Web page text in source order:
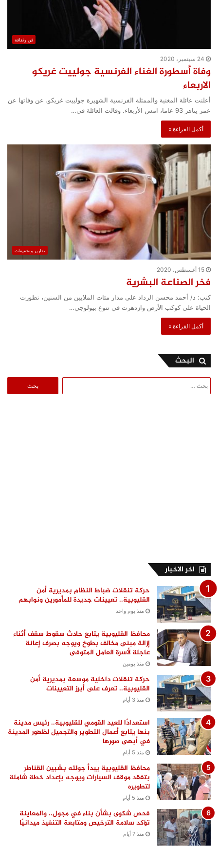
فن وثقافة
24 سبتمبر، 2020
وفاة أسطورة الغناء الفرنسية جولييت غريكو
الاربعاء
أعلنت عائلة المغنية والممثلة الفرنسية الشهيرة جولييت غريكو، عن وفاتها عن
عمر يناهز 93 عاما، امس الأربعاء. وقالت العائلة في…
أكمل القراءة »
تقارير وتحقيقات
15 أغسطس، 2020
فخر الصناعة البشرية
كتب: د/ أحمد محسن الرداد على مدار مئات الملايين من السنين، تطورت
الحياة على كوكب الأرض وازدهرت في تنوع بيولوجي…
أكمل القراءة »
البحث
عن:
اخر الاخبار
حركة تنقلات ضباط النظام بمديرية أمن
القليوبية.. تعيينات جديدة للمأمورين ونوابهم
منذ يوم واحد
محافظ القليوبية يتابع حادث سقوط سقف أثناء
إزالة مبنى مخالف بطوخ ويوجه بصرف إعانة
عاجلة لأسرة العامل المتوفى
منذ يومين
حركة تنقلات داخلية موسعة بمديرية أمن
القليوبية.. تعرف على أبرز التعيينات
منذ 3 أيام
استعدادًا للعيد القومي للقليوبية.. رئيس مدينة
بنها يتابع أعمال التطوير والتجميل لظهور المدينة
في أبهى صورها
منذ 5 أيام
محافظ القليوبية يبدأ جولته بشبين القناطر
بتفقد موقف السيارات ويوجه بإعداد خطة شاملة
لتطويره
منذ 5 أيام
فحص شكوى بشأن بناء في مجول.. والمعاينة
تؤكد سلامة الترخيص ومتابعة التنفيذ ميدانيًا
منذ 7 أيام